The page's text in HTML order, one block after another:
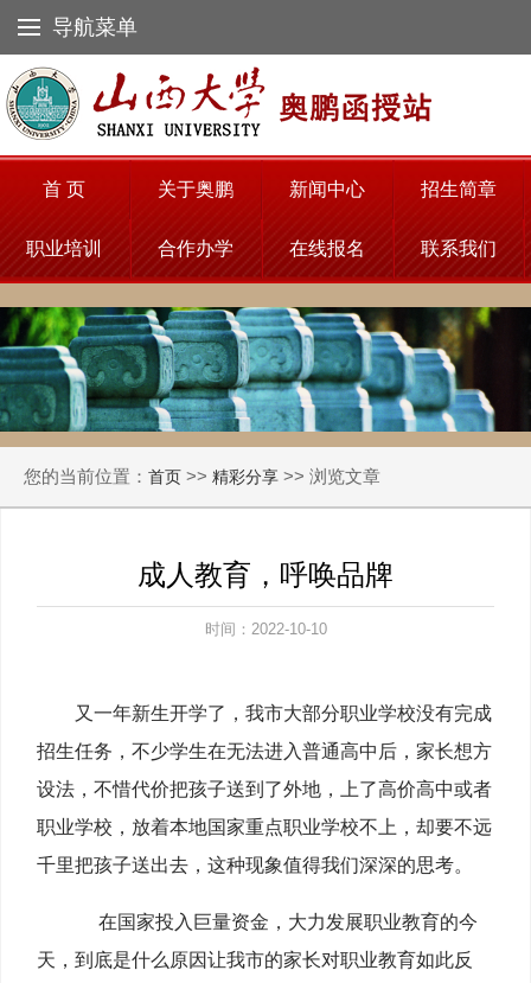
导航菜单
首 页 关于奥鹏 新闻中心 招生简章
职业培训 合作办学 在线报名 联系我们
您的当前位置： 首页 >> 精彩分享 >> 浏览文章
成人教育，呼唤品牌
时间：2022-10-10
又一年新生开学了，我市大部分职业学校没有完成
招生任务，不少学生在无法进入普通高中后，家长想方
设法，不惜代价把孩子送到了外地，上了高价高中或者
职业学校，放着本地国家重点职业学校不上，却要不远
千里把孩子送出去，这种现象值得我们深深的思考。
在国家投入巨量资金，大力发展职业教育的今
天，到底是什么原因让我市的家长对职业教育如此反